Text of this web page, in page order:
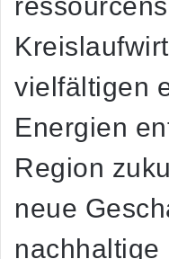
vielfältigen
Energien
Region
neue
nachhaltige